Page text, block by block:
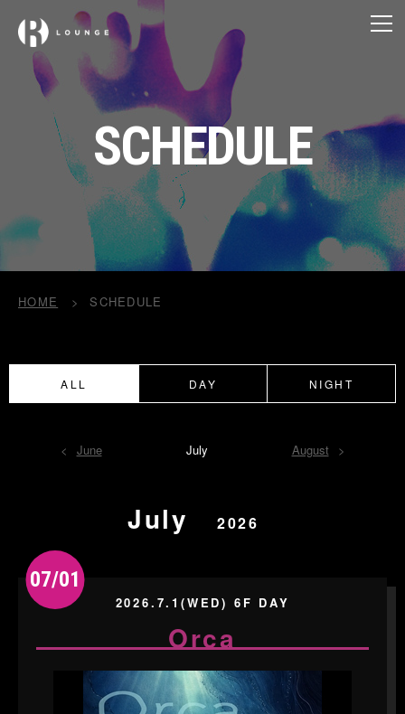
SCHEDULE
HOME SCHEDULE
ALL DAY NIGHT
June July August
July 2026
07/01
2026.7.1(WED) 6F DAY
Orca